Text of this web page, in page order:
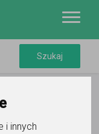
i innych